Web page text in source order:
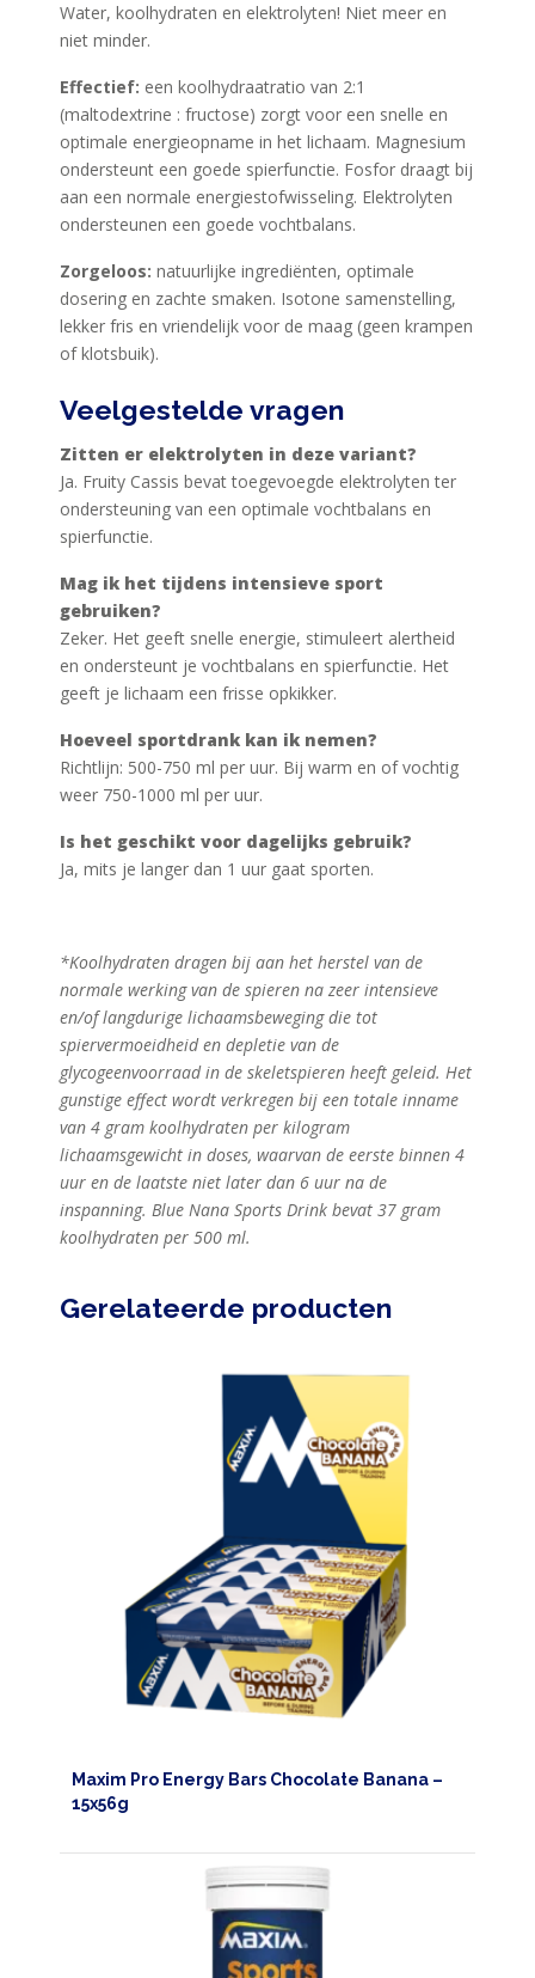
Water, koolhydraten en elektrolyten! Niet meer en
niet minder.
Effectief: een koolhydraatratio van 2:1
(maltodextrine : fructose) zorgt voor een snelle en
optimale energieopname in het lichaam. Magnesium
ondersteunt een goede spierfunctie. Fosfor draagt bij
aan een normale energiestofwisseling. Elektrolyten
ondersteunen een goede vochtbalans.
Zorgeloos: natuurlijke ingrediënten, optimale
dosering en zachte smaken. Isotone samenstelling,
lekker fris en vriendelijk voor de maag (geen krampen
of klotsbuik).
Veelgestelde vragen
Zitten er elektrolyten in deze variant?
Ja. Fruity Cassis bevat toegevoegde elektrolyten ter
ondersteuning van een optimale vochtbalans en
spierfunctie.
Mag ik het tijdens intensieve sport
gebruiken?
Zeker. Het geeft snelle energie, stimuleert alertheid
en ondersteunt je vochtbalans en spierfunctie. Het
geeft je lichaam een frisse opkikker.
Hoeveel sportdrank kan ik nemen?
Richtlijn: 500-750 ml per uur. Bij warm en of vochtig
weer 750-1000 ml per uur.
Is het geschikt voor dagelijks gebruik?
Ja, mits je langer dan 1 uur gaat sporten.
*Koolhydraten dragen bij aan het herstel van de
normale werking van de spieren na zeer intensieve
en/of langdurige lichaamsbeweging die tot
spiervermoeidheid en depletie van de
glycogeenvoorraad in de skeletspieren heeft geleid. Het
gunstige effect wordt verkregen bij een totale inname
van 4 gram koolhydraten per kilogram
lichaamsgewicht in doses, waarvan de eerste binnen 4
uur en de laatste niet later dan 6 uur na de
inspanning. Blue Nana Sports Drink bevat 37 gram
koolhydraten per 500 ml.
Gerelateerde producten
Maxim Pro Energy Bars Chocolate Banana –
15x56g